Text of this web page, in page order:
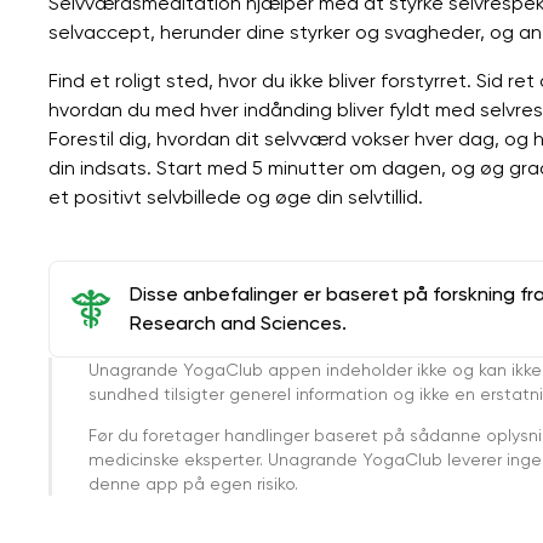
selvaccept, herunder dine styrker og svagheder, og
Find et roligt sted, hvor du ikke bliver forstyrret. Sid
hvordan du med hver indånding bliver fyldt med
Forestil dig, hvordan dit selvværd vokser hver dag,
din indsats. Start med 5 minutter om dagen, og øg
et positivt selvbillede og øge din selvtillid.
Disse anbefalinger er baseret på forskning
Research and Sciences.
Unagrande YogaClub appen indeholder ikke og kan
sundhed tilsigter generel information og ikke en
Før du foretager handlinger baseret på sådanne
medicinske eksperter. Unagrande YogaClub leverer
denne app på egen risiko.